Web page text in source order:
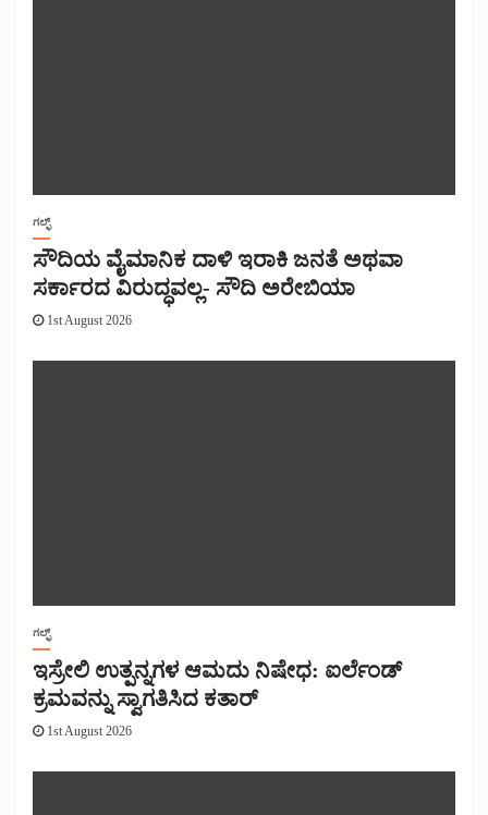
ಗಲ್ಫ್
ಸೌದಿಯ ವೈಮಾನಿಕ ದಾಳಿ ಇರಾಕಿ ಜನತೆ ಅಥವಾ
ಸರ್ಕಾರದ ವಿರುದ್ಧವಲ್ಲ- ಸೌದಿ ಅರೇಬಿಯಾ
1st August 2026
ಗಲ್ಫ್
ಇಸ್ರೇಲಿ ಉತ್ಪನ್ನಗಳ ಆಮದು ನಿಷೇಧ: ಐರ್ಲೆಂಡ್
ಕ್ರಮವನ್ನು ಸ್ವಾಗತಿಸಿದ ಕತಾರ್
1st August 2026